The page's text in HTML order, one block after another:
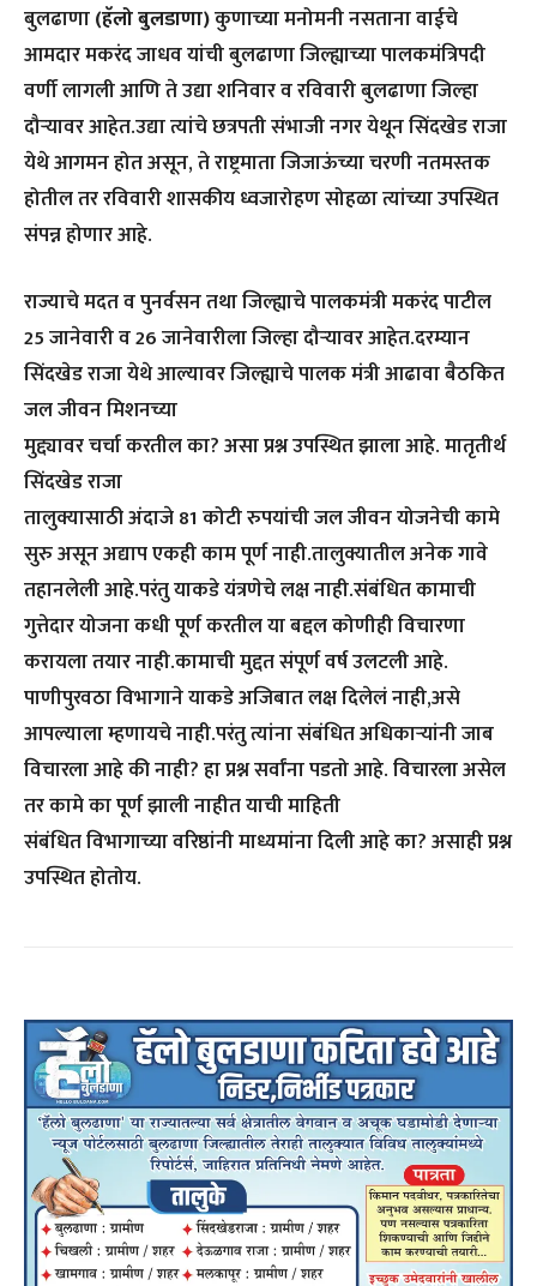
बुलढाणा(हॅलो बुलडाणा)कुणाच्या मनोमनी नसताना वाईचे
आमदार मकरंद जाधव यांची बुलढाणा जिल्ह्याच्या पालकमंत्रिपदी
वर्णी लागली आणि ते उद्या शनिवार व रविवारी बुलढाणा जिल्हा
दौऱ्यावर आहेत.उद्या त्यांचे छत्रपती संभाजी नगर येथून सिंदखेड राजा
येथे आगमन होत असून, ते राष्ट्रमाता जिजाऊंच्या चरणी नतमस्तक
होतील तर रविवारी शासकीय ध्वजारोहण सोहळा त्यांच्या उपस्थित
संपन्न होणार आहे.
राज्याचे मदत व पुनर्वसन तथा जिल्ह्याचे पालकमंत्री मकरंद पाटील
25 जानेवारी व 26 जानेवारीला जिल्हा दौऱ्यावर आहेत.दरम्यान
सिंदखेड राजा येथे आल्यावर जिल्ह्याचे पालक मंत्री आढावा बैठकित
जल जीवन मिशनच्या
मुद्द्यावर चर्चा करतील का? असा प्रश्न उपस्थित झाला आहे. मातृतीर्थ
सिंदखेड राजा
तालुक्यासाठी अंदाजे 81 कोटी रुपयांची जल जीवन योजनेची कामे
सुरु असून अद्याप एकही काम पूर्ण नाही.तालुक्यातील अनेक गावे
तहानलेली आहे.परंतु याकडे यंत्रणेचे लक्ष नाही.संबंधित कामाची
गुत्तेदार योजना कधी पूर्ण करतील या बद्दल कोणीही विचारणा
करायला तयार नाही.कामाची मुद्दत संपूर्ण वर्ष उलटली आहे.
पाणीपुरवठा विभागाने याकडे अजिबात लक्ष दिलेलं नाही,असे
आपल्याला म्हणायचे नाही.परंतु त्यांना संबंधित अधिकाऱ्यांनी जाब
विचारला आहे की नाही? हा प्रश्न सर्वांना पडतो आहे. विचारला असेल
तर कामे का पूर्ण झाली नाहीत याची माहिती
संबंधित विभागाच्या वरिष्ठांनी माध्यमांना दिली आहे का? असाही प्रश्न
उपस्थित होतोय.